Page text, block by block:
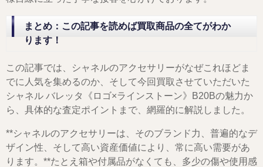
まとめ：この記事を読めば買取商品の全てがわか
ります！
この記事では、シャネルのアクセサリーがなぜこれほどま
でに人気を集めるのか、そして今回買取させていただいた
シャネル バレッタ《ロゴ×ラインストーン》B20Bの魅力か
ら、具体的な査定ポイントまで、網羅的に解説しました。
**シャネルのアクセサリーは、そのブランド力、普遍的なデ
ザイン性、そして高い資産価値により、常に高い需要があ
ります。**たとえ箱や付属品がなくても、多少の傷や使用感